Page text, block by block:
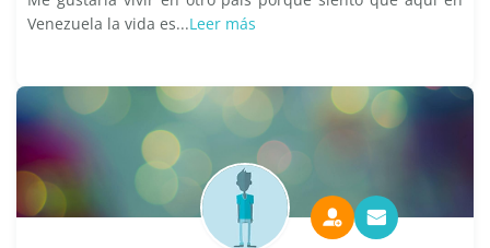
Venezuela la vida es...Leer más